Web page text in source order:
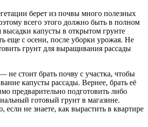
берет из почвы много полезных
всего этого должно быть в полном
высадки капусты в открытом грунте
еще с осени, после уборки урожая. Не
грунт для выращивания рассады
не стоит брать почву с участка, чтобы
капусты рассады. Вернее, брать её
предварительно подготовить либо
готовый грунт в магазине.
если не знаете, как вырастить в квартире